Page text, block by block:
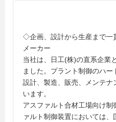
◇企画、設計から生産まで一
メーカー
当社は、日工(株)の直系企業
ました。プラント制御のハー
設計、製造、販売、メンテナ
います。
アスファルト合材工場向け
ァルト制御装置においては